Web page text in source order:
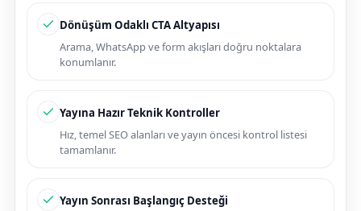
Dönüşüm Odaklı CTA Altyapısı
Arama, WhatsApp ve form akışları doğru noktalara
konumlanır.
Yayına Hazır Teknik Kontroller
Hız, temel SEO alanları ve yayın öncesi kontrol listesi
tamamlanır.
Yayın Sonrası Başlangıç Desteği